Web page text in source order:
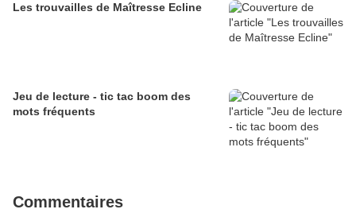
Les trouvailles de Maîtresse Ecline
Jeu de lecture - tic tac boom des
mots fréquents
Commentaires